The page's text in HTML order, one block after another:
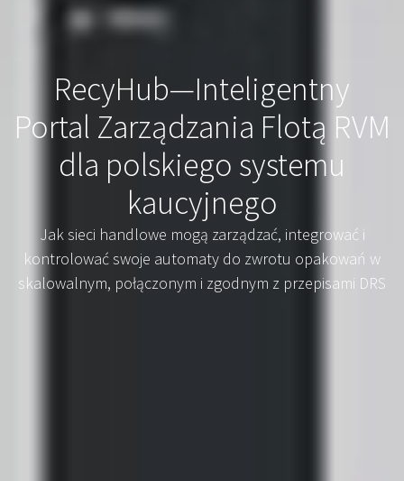
RecyHub—Inteligentny
Portal Zarządzania Flotą RVM
dla polskiego systemu
kaucyjnego
Jak sieci handlowe mogą zarządzać, integrować i
kontrolować swoje automaty do zwrotu opakowań w
skalowalnym, połączonym i zgodnym z przepisami DRS